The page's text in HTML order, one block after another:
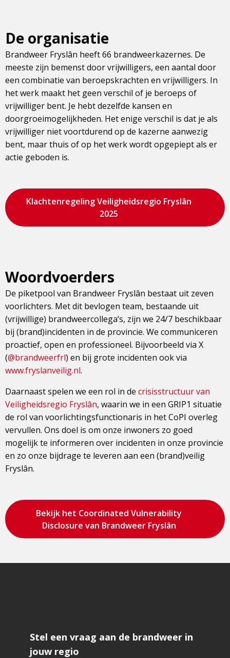
De organisatie
Brandweer Fryslân heeft 66 brandweerkazernes. De
meeste zijn bemenst door vrijwilligers, een aantal door
een combinatie van beroepskrachten en vrijwilligers. In
het werk maakt het geen verschil of je beroeps of
vrijwilliger bent. Je hebt dezelfde kansen en
doorgroeimogelijkheden. Het enige verschil is dat je als
vrijwilliger niet voortdurend op de kazerne aanwezig
bent, maar thuis of op het werk wordt opgepiept als er
actie geboden is.
Klachtenregeling Veiligheidsregio Fryslân
2025
Woordvoerders
De piketpool van Brandweer Fryslân bestaat uit zeven
voorlichters. Met dit bevlogen team, bestaande uit
(vrijwillige) brandweercollega’s, zijn we 24/7 beschikbaar
bij (brand)incidenten in de provincie. We communiceren
proactief, open en professioneel. Bijvoorbeeld via X
(@brandweerfrl) en bij grote incidenten ook via
www.fryslanveilig.nl.
Daarnaast spelen we een rol in de crisisstructuur van
Veiligheidsregio Fryslân, waarin we in een GRIP1 situatie
de rol van voorlichtingsfunctionaris in het CoPI overleg
vervullen. Ons doel is om onze inwoners zo goed
mogelijk te informeren over incidenten in onze provincie
en zo onze bijdrage te leveren aan een (brand)veilig
Fryslân.
Bekijk het Coordinated Vulnerability
Disclosure van Brandweer Fryslân
Stel een vraag aan de brandweer in
jouw regio